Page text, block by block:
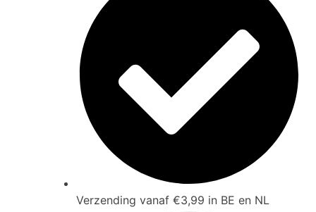
Verzending vanaf €3,99 in BE en NL